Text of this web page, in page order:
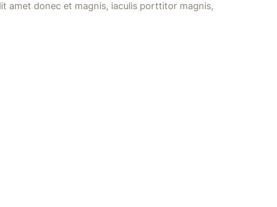
amet donec et magnis, iaculis porttitor magnis,